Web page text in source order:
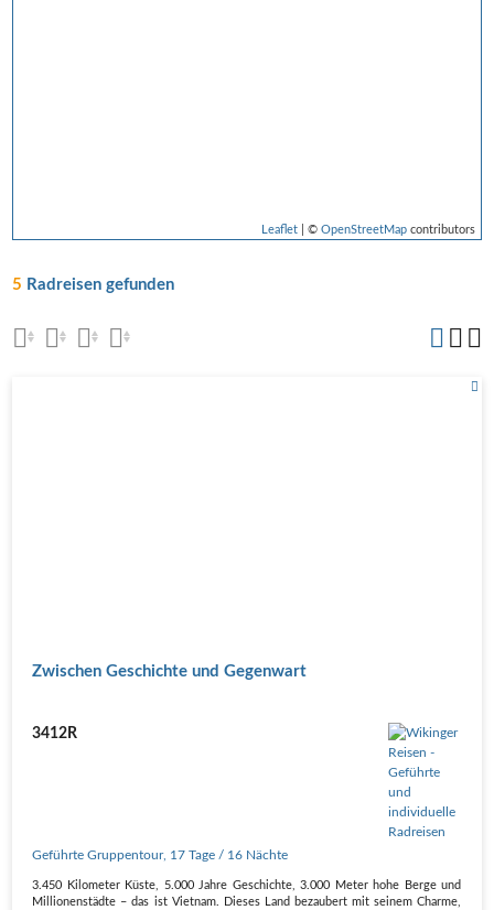
Leaflet| © OpenStreetMapcontributors
5 Radreisen gefunden
Zwischen Geschichte und Gegenwart
3412R
Geführte Gruppentour, 17 Tage / 16 Nächte
3.450 Kilometer Küste, 5.000 Jahre Geschichte, 3.000 Meter hohe Berge und
Millionenstädte – das ist Vietnam. Dieses Land bezaubert mit seinem Charme,